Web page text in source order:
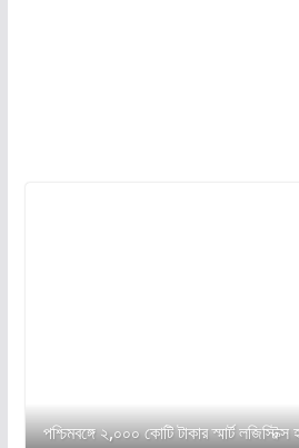
পশ্চিমবঙ্গে ২,০০০ কোটি টাকার স্মার্ট লজিস্টিক্স